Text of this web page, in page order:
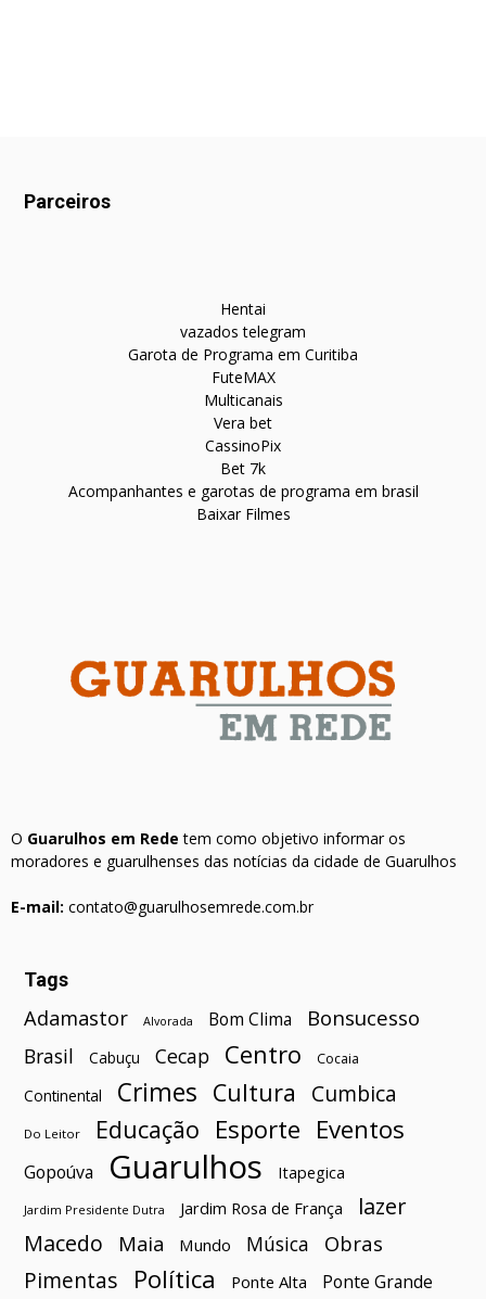
Parceiros
Hentai
vazados telegram
Garota de Programa em Curitiba
FuteMAX
Multicanais
Vera bet
CassinoPix
Bet 7k
Acompanhantes e garotas de programa em brasil
Baixar Filmes
O Guarulhos em Rede tem como objetivo informar os
moradores e guarulhenses das notícias da cidade de Guarulhos
E-mail: contato@guarulhosemrede.com.br
Tags
Adamastor Alvorada Bom Clima Bonsucesso
Brasil Cabuçu Cecap Centro Cocaia
Continental Crimes Cultura Cumbica
Do Leitor Educação Esporte Eventos
Gopoúva Guarulhos Itapegica
Jardim Presidente Dutra Jardim Rosa de França
lazer
Macedo
Maia Mundo Música Obras
Pimentas Política Ponte Alta Ponte Grande